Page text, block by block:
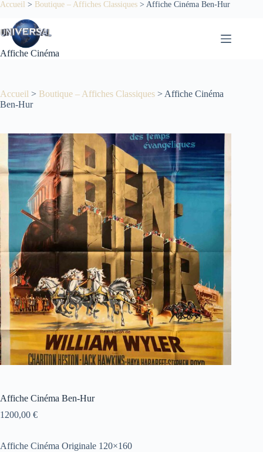
Passer
contenu
Accueil > Boutique – Affiches Classiques > Affiche Cinéma Ben-Hur
Affiche Cinéma
Accueil > Boutique – Affiches Classiques > Affiche Cinéma
Ben-Hur
Affiche Cinéma Ben-Hur
1200,00 €
Affiche Cinéma Originale 120×160